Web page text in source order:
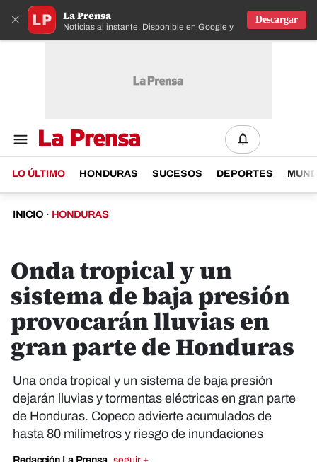
× La Prensa
Noticias al instante. Disponible en Google y IOS
Descargar
LO ÚLTIMO HONDURAS SUCESOS DEPORTES
INICIO · HONDURAS
Onda tropical y un
sistema de baja presión
provocarán lluvias en
gran parte de Honduras
Una onda tropical y un sistema de baja presión
dejarán lluvias y tormentas eléctricas en gran parte
de Honduras. Copeco advierte acumulados de
hasta 80 milímetros y riesgo de inundaciones